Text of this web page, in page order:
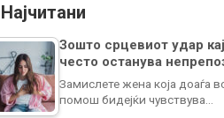
Најчитани
Зошто срцевиот удар
често останува
Замислете жена која доаѓа
помош бидејќи чувствува…